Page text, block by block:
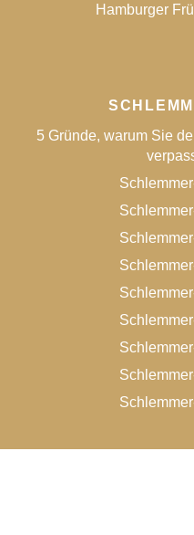
Hamburger
5 Gründe, warum Sie